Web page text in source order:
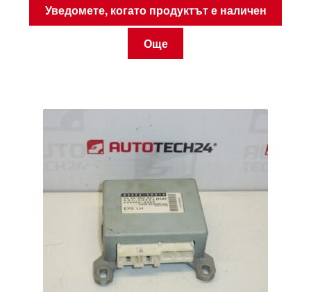
Уведомете, когато продуктът е наличен
Още